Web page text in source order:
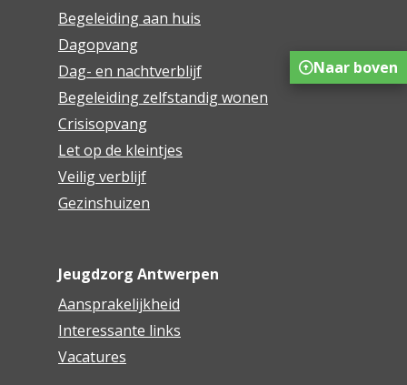
Begeleiding aan huis
Dagopvang
Dag- en nachtverblijf
Begeleiding zelfstandig wonen
Crisisopvang
Let op de kleintjes
Veilig verblijf
Gezinshuizen
Jeugdzorg Antwerpen
Aansprakelijkheid
Interessante links
Vacatures
Naar boven